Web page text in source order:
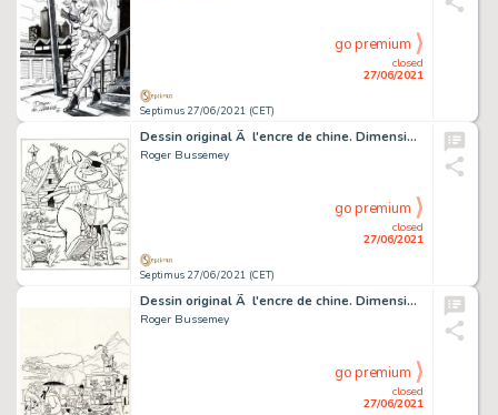
Septimus 27/06/2021 (CET)
closed
27/06/2021
go premium
Dessin original Ã l'encre de chine. Dimensions : 37,5…
Roger Bussemey
Septimus 27/06/2021 (CET)
closed
27/06/2021
go premium
Dessin original Ã l'encre de chine. Dimensions : 35 cm…
Roger Bussemey
closed
27/06/2021
go premium